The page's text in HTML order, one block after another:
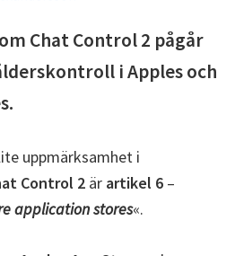
Chat Control 2 pågår
i Apples och
uppmärksamhet i
Control 2 är artikel 6 –
application stores«.